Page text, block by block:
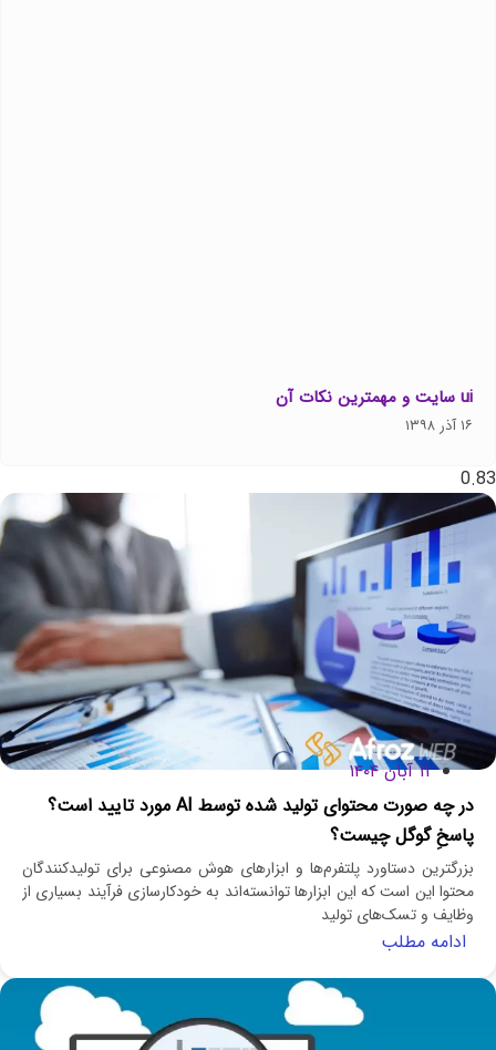
ui سایت و مهمترین نکات آن
۱۶ آذر ۱۳۹۸
۱۱ آبان ۱۴۰۴
در چه صورت محتوای تولید شده توسط AI مورد تایید است؟
پاسخِ گوگل چیست؟
بزرگترین دستاورد پلتفرم‌ها و ابزارهای هوش مصنوعی برای تولیدکنندگان
محتوا این است که این ابزارها توانسته‌اند به خودکارسازی فرآیند بسیاری از
وظایف و تسک‌های تولید
ادامه مطلب